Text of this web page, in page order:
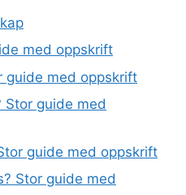
med oppskrift
guide med oppskrift
Stor guide med
guide med oppskrift
Stor guide med